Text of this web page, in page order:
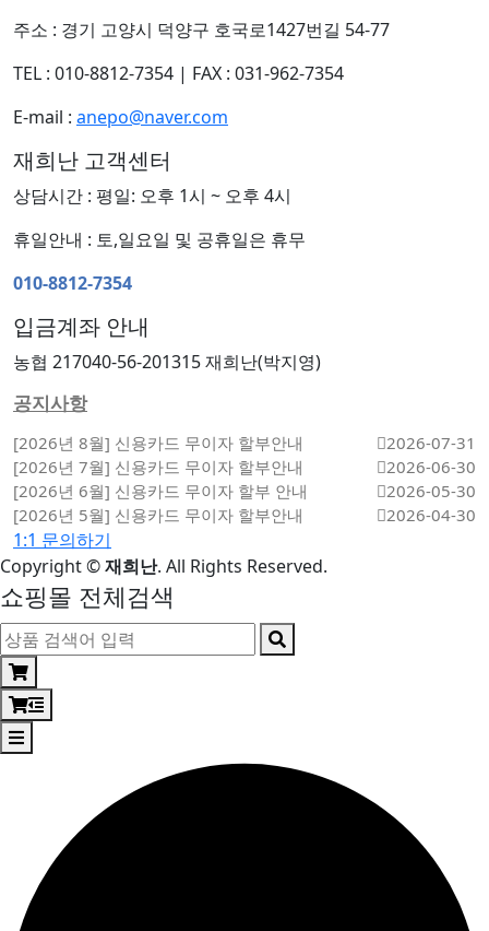
주소 : 경기 고양시 덕양구 호국로1427번길 54-77
TEL : 010-8812-7354 | FAX : 031-962-7354
E-mail : anepo@naver.com
재희난 고객센터
상담시간 : 평일: 오후 1시 ~ 오후 4시
휴일안내 : 토,일요일 및 공휴일은 휴무
010-8812-7354
입금계좌 안내
농협 217040-56-201315 재희난(박지영)
공지사항
[2026년 8월] 신용카드 무이자 할부안내
2026-07-31
[2026년 7월] 신용카드 무이자 할부안내
2026-06-30
[2026년 6월] 신용카드 무이자 할부 안내
2026-05-30
[2026년 5월] 신용카드 무이자 할부안내
2026-04-30
1:1 문의하기
Copyright©재희난. All Rights Reserved.
쇼핑몰 전체검색